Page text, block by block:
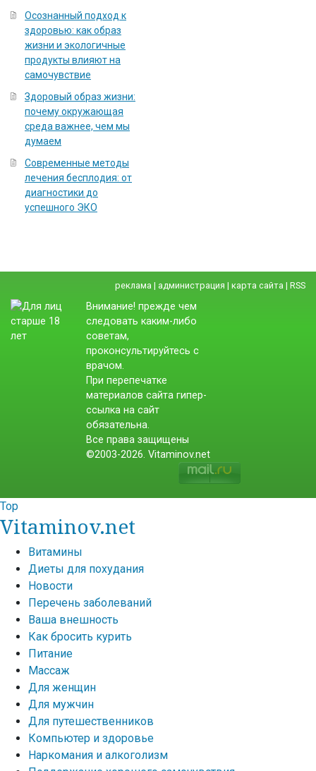
Осознанный подход к
здоровью: как образ
жизни и экологичные
продукты влияют на
самочувствие
Здоровый образ жизни:
почему окружающая
среда важнее, чем мы
думаем
Современные методы
лечения бесплодия: от
диагностики до
успешного ЭКО
реклама | администрация | карта сайта | RSS
Внимание! прежде чем
следовать каким-либо
советам,
проконсультируйтесь с
врачом.
При перепечатке
материалов сайта гипер-
ссылка на сайт
обязательна.
Все права защищены
©2003-2026. Vitaminov.net
Top
Vitaminov.net
Витамины
Диеты для похудания
Новости
Перечень заболеваний
Ваша внешность
Как бросить курить
Питание
Массаж
Для женщин
Для мужчин
Для путешественников
Компьютер и здоровье
Наркомания и алкоголизм